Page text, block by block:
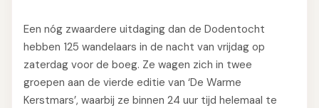
Een nóg zwaardere uitdaging dan de Dodentocht
hebben 125 wandelaars in de nacht van vrijdag op
zaterdag voor de boeg. Ze wagen zich in twee
groepen aan de vierde editie van ‘De Warme
Kerstmars’, waarbij ze binnen 24 uur tijd helemaal te